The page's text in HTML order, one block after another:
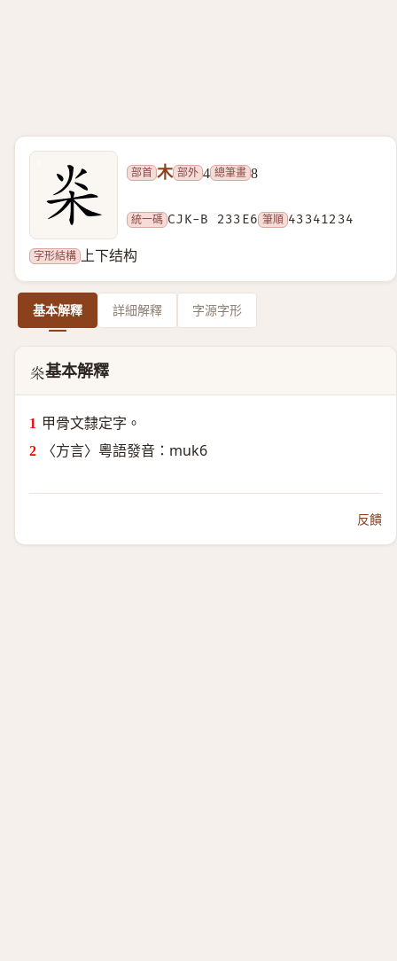
部首 木 部外 4 總筆畫 8
統一碼 CJK-B 233E6 筆順 43341234
字形結構 上下结构
基本解釋 詳細解釋 字源字形
𣏦基本解釋
甲骨文隸定字。
〈方言〉粵語發音：muk6
反饋